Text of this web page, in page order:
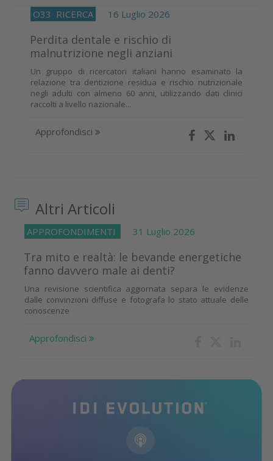
O33 RICERCA 16 Luglio 2026
Perdita dentale e rischio di
malnutrizione negli anziani
Un gruppo di ricercatori italiani hanno esaminato la
relazione tra dentizione residua e rischio nutrizionale
negli adulti con almeno 60 anni, utilizzando dati clinici
raccolti a livello nazionale...
Approfondisci
Altri Articoli
APPROFONDIMENTI 31 Luglio 2026
Tra mito e realtà: le bevande energetiche
fanno davvero male ai denti?
Una revisione scientifica aggiornata separa le evidenze
dalle convinzioni diffuse e fotografa lo stato attuale delle
conoscenze
Approfondisci